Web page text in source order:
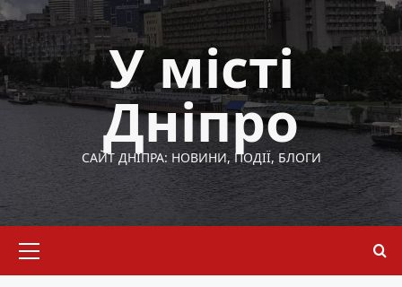
Перейти
до
вмісту
У місті
Дніпро
САЙТ ДНІПРА: НОВИНИ, ПОДІЇ, БЛОГИ
меню